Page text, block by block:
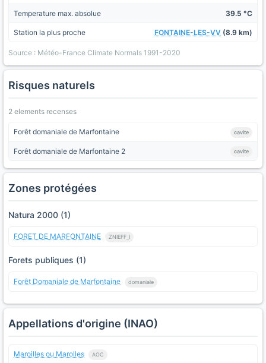
Temperature max. absolue 39.5 °C
Station la plus proche FONTAINE-LES-VV (8.9 km)
Source : Météo-France Climate Normals 1991-2020
Risques naturels
2 elements recenses
Forêt domaniale de Marfontaine cavite
Forêt domaniale de Marfontaine 2 cavite
Zones protégées
Natura 2000 (1)
FORET DE MARFONTAINE ZNIEFF_I
Forets publiques (1)
Forêt Domaniale de Marfontaine domaniale
Appellations d'origine (INAO)
Maroilles ou Marolles AOC